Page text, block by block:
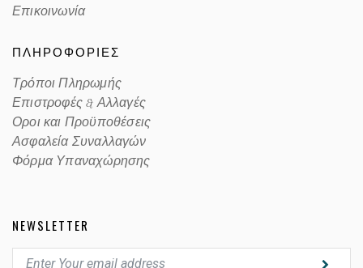
Επικοινωνία
ΠΛΗΡΟΦΟΡΙΕΣ
Τρόποι Πληρωμής
Επιστροφές & Αλλαγές
Οροι και Προϋποθέσεις
Ασφαλεία Συναλλαγών
Φόρμα Υπαναχώρησης
NEWSLETTER